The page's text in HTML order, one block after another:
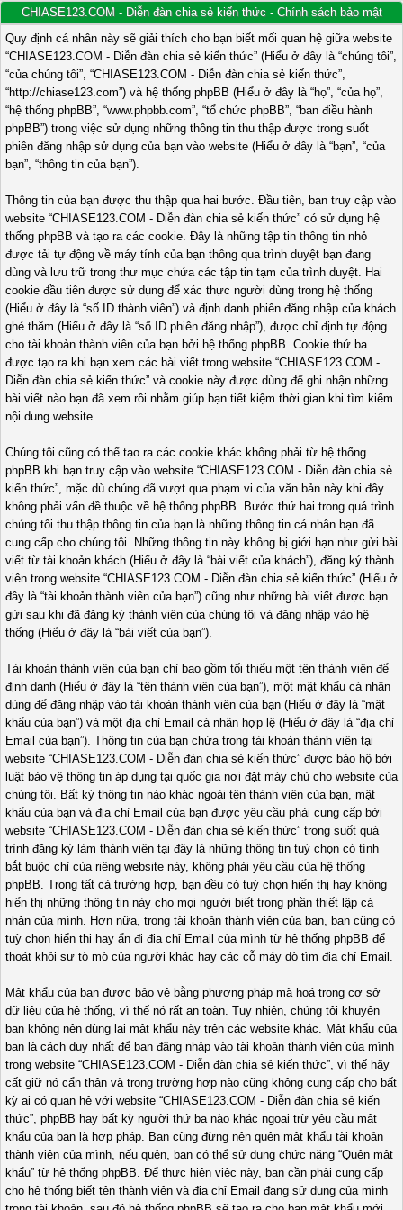
CHIASE123.COM - Diễn đàn chia sẻ kiến thức - Chính sách bảo mật
Quy định cá nhân này sẽ giải thích cho bạn biết mối quan hệ giữa website
“CHIASE123.COM - Diễn đàn chia sẻ kiến thức” (Hiểu ở đây là “chúng tôi”,
“của chúng tôi”, “CHIASE123.COM - Diễn đàn chia sẻ kiến thức”,
“http://chiase123.com”) và hệ thống phpBB (Hiểu ở đây là “họ”, “của họ”,
“hệ thống phpBB”, “www.phpbb.com”, “tổ chức phpBB”, “ban điều hành
phpBB”) trong việc sử dụng những thông tin thu thập được trong suốt
phiên đăng nhập sử dụng của bạn vào website (Hiểu ở đây là “bạn”, “của
bạn”, “thông tin của bạn”).
Thông tin của bạn được thu thập qua hai bước. Đầu tiên, bạn truy cập vào
website “CHIASE123.COM - Diễn đàn chia sẻ kiến thức” có sử dụng hệ
thống phpBB và tạo ra các cookie. Đây là những tập tin thông tin nhỏ
được tải tự động về máy tính của bạn thông qua trình duyệt bạn đang
dùng và lưu trữ trong thư mục chứa các tập tin tạm của trình duyệt. Hai
cookie đầu tiên được sử dụng để xác thực người dùng trong hệ thống
(Hiểu ở đây là “số ID thành viên”) và định danh phiên đăng nhập của khách
ghé thăm (Hiểu ở đây là “số ID phiên đăng nhập”), được chỉ định tự động
cho tài khoản thành viên của bạn bởi hệ thống phpBB. Cookie thứ ba
được tạo ra khi bạn xem các bài viết trong website “CHIASE123.COM -
Diễn đàn chia sẻ kiến thức” và cookie này được dùng để ghi nhận những
bài viết nào bạn đã xem rồi nhằm giúp bạn tiết kiệm thời gian khi tìm kiếm
nội dung website.
Chúng tôi cũng có thể tạo ra các cookie khác không phải từ hệ thống
phpBB khi bạn truy cập vào website “CHIASE123.COM - Diễn đàn chia sẻ
kiến thức”, mặc dù chúng đã vượt qua phạm vi của văn bản này khi đây
không phải vấn đề thuộc về hệ thống phpBB. Bước thứ hai trong quá trình
chúng tôi thu thập thông tin của bạn là những thông tin cá nhân bạn đã
cung cấp cho chúng tôi. Những thông tin này không bị giới hạn như gửi bài
viết từ tài khoản khách (Hiểu ở đây là “bài viết của khách”), đăng ký thành
viên trong website “CHIASE123.COM - Diễn đàn chia sẻ kiến thức” (Hiểu ở
đây là “tài khoản thành viên của bạn”) cũng như những bài viết được bạn
gửi sau khi đã đăng ký thành viên của chúng tôi và đăng nhập vào hệ
thống (Hiểu ở đây là “bài viết của bạn”).
Tài khoản thành viên của bạn chỉ bao gồm tối thiểu một tên thành viên để
định danh (Hiểu ở đây là “tên thành viên của bạn”), một mật khẩu cá nhân
dùng để đăng nhập vào tài khoản thành viên của bạn (Hiểu ở đây là “mật
khẩu của bạn”) và một địa chỉ Email cá nhân hợp lệ (Hiểu ở đây là “địa chỉ
Email của bạn”). Thông tin của bạn chứa trong tài khoản thành viên tại
website “CHIASE123.COM - Diễn đàn chia sẻ kiến thức” được bảo hộ bởi
luật bảo vệ thông tin áp dụng tại quốc gia nơi đặt máy chủ cho website của
chúng tôi. Bất kỳ thông tin nào khác ngoài tên thành viên của bạn, mật
khẩu của bạn và địa chỉ Email của bạn được yêu cầu phải cung cấp bởi
website “CHIASE123.COM - Diễn đàn chia sẻ kiến thức” trong suốt quá
trình đăng ký làm thành viên tại đây là những thông tin tuỳ chọn có tính
bắt buộc chỉ của riêng website này, không phải yêu cầu của hệ thống
phpBB. Trong tất cả trường hợp, bạn đều có tuỳ chọn hiển thị hay không
hiển thị những thông tin này cho mọi người biết trong phần thiết lập cá
nhân của mình. Hơn nữa, trong tài khoản thành viên của bạn, bạn cũng có
tuỳ chọn hiển thị hay ẩn đi địa chỉ Email của mình từ hệ thống phpBB để
thoát khỏi sự tò mò của người khác hay các cỗ máy dò tìm địa chỉ Email.
Mật khẩu của bạn được bảo vệ bằng phương pháp mã hoá trong cơ sở
dữ liệu của hệ thống, vì thế nó rất an toàn. Tuy nhiên, chúng tôi khuyên
bạn không nên dùng lại mật khẩu này trên các website khác. Mật khẩu của
bạn là cách duy nhất để bạn đăng nhập vào tài khoản thành viên của mình
trong website “CHIASE123.COM - Diễn đàn chia sẻ kiến thức”, vì thế hãy
cất giữ nó cẩn thận và trong trường hợp nào cũng không cung cấp cho bất
kỳ ai có quan hệ với website “CHIASE123.COM - Diễn đàn chia sẻ kiến
thức”, phpBB hay bất kỳ người thứ ba nào khác ngoại trừ yêu cầu mật
khẩu của bạn là hợp pháp. Bạn cũng đừng nên quên mật khẩu tài khoản
thành viên của mình, nếu quên, bạn có thể sử dụng chức năng “Quên mật
khẩu” từ hệ thống phpBB. Để thực hiện việc này, bạn cần phải cung cấp
cho hệ thống biết tên thành viên và địa chỉ Email đang sử dụng của mình